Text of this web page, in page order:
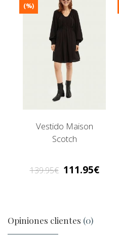
Vestido Maison
Scotch
(%)
139.95 111.95
Opiniones clientes (0)